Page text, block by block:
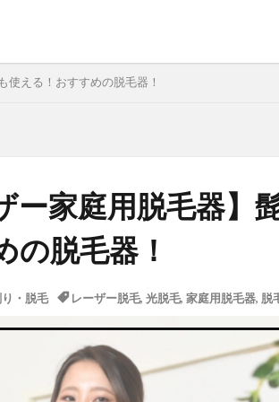
使える！おすすめの脱毛器！
ー家庭用脱毛器】
の脱毛器！
・脱毛 レーザー脱毛, 光脱毛, 家庭用脱毛器, 脱